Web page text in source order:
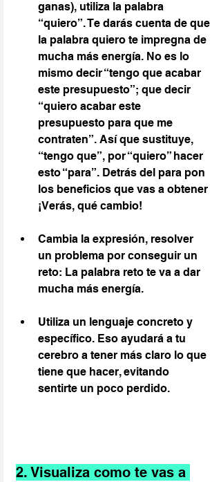
ganas), utiliza la palabra
“quiero”. Te darás cuenta de que
la palabra quiero te impregna de
mucha más energía. No es lo
mismo decir “tengo que acabar
este presupuesto”; que decir
“quiero acabar este
presupuesto para que me
contraten”. Así que sustituye,
“tengo que”, por “quiero” hacer
esto “para”. Detrás del para pon
los beneficios que vas a obtener
¡Verás, qué cambio!
Cambia la expresión, resolver
un problema por conseguir un
reto: La palabra reto te va a dar
mucha más energía.
Utiliza un lenguaje concreto y
específico. Eso ayudará a tu
cerebro a tener más claro lo que
tiene que hacer, evitando
sentirte un poco perdido.
2. Visualiza como te vas a